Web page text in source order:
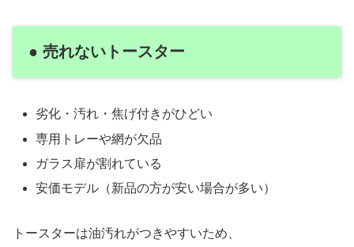
● 売れないトースター
劣化・汚れ・焦げ付きがひどい
専用トレーや網が欠品
ガラス扉が割れている
安価モデル（新品の方が安い場合が多い）
トースターは油汚れがつきやすいため、